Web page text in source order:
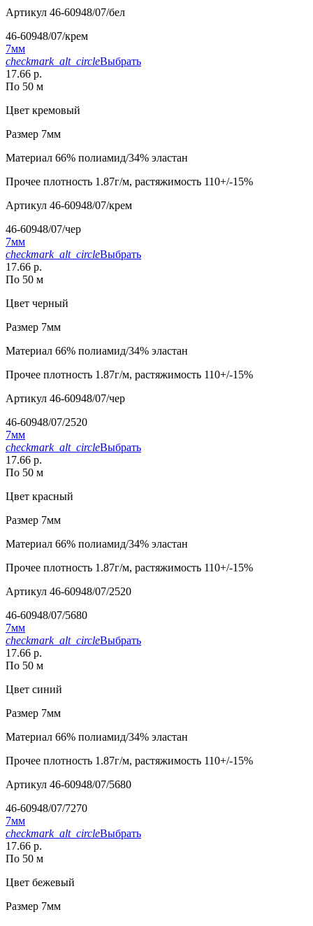
Артикул 46-60948/07/бел
46-60948/07/крем
7мм
checkmark_alt_circleВыбрать
17.66 р.
По 50 м
Цвет кремовый
Размер 7мм
Материал 66% полиамид/34% эластан
Прочее плотность 1.87г/м, растяжимость 110+/-15%
Артикул 46-60948/07/крем
46-60948/07/чер
7мм
checkmark_alt_circleВыбрать
17.66 р.
По 50 м
Цвет черный
Размер 7мм
Материал 66% полиамид/34% эластан
Прочее плотность 1.87г/м, растяжимость 110+/-15%
Артикул 46-60948/07/чер
46-60948/07/2520
7мм
checkmark_alt_circleВыбрать
17.66 р.
По 50 м
Цвет красный
Размер 7мм
Материал 66% полиамид/34% эластан
Прочее плотность 1.87г/м, растяжимость 110+/-15%
Артикул 46-60948/07/2520
46-60948/07/5680
7мм
checkmark_alt_circleВыбрать
17.66 р.
По 50 м
Цвет синий
Размер 7мм
Материал 66% полиамид/34% эластан
Прочее плотность 1.87г/м, растяжимость 110+/-15%
Артикул 46-60948/07/5680
46-60948/07/7270
7мм
checkmark_alt_circleВыбрать
17.66 р.
По 50 м
Цвет бежевый
Размер 7мм